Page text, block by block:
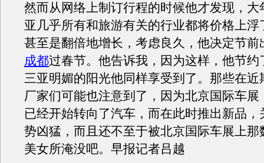
然而从网络上制订行程的时候他才发现，大
亚几乎所有和旅游有关的行业都将价格上浮
甚至是翻倍地增长，考虑良久，他决定节前
成都过春节。他告诉我，因为这样，他节约
三亚明媚的阳光他同样享受到了。那些在近
厂家们可能也注意到了，因为北京国际车展
已经开始转向了汽车，而在此时推出新品，
势凶猛，而且还不至于被北京国际车展上那
美女所淹没吧。早报记者吕越